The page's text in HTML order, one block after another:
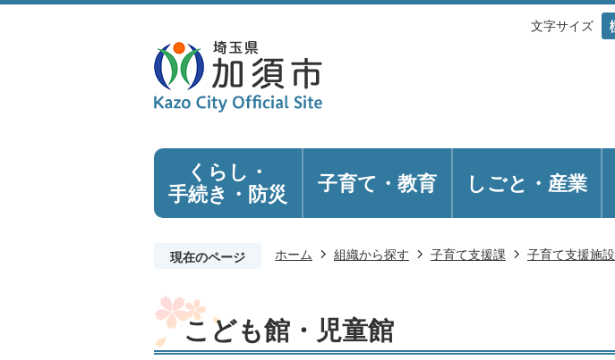
文字サイズ
くらし・
手続き ・防災 子育て・教育 しごと・産業
現在のページ ホーム 組織から探す 子育て支援課 子育て支援施設
こども館・児童館